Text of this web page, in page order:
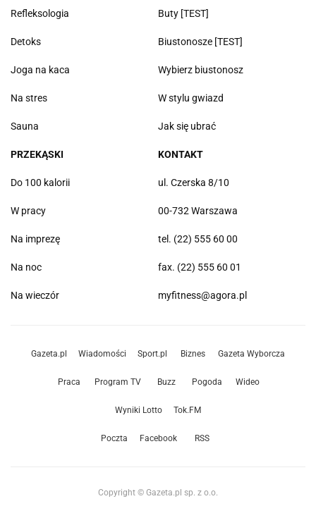
Refleksologia
Detoks
Joga na kaca
Na stres
Sauna
Buty [TEST]
Biustonosze [TEST]
Wybierz biustonosz
W stylu gwiazd
Jak się ubrać
PRZEKĄSKI
Do 100 kalorii
W pracy
Na imprezę
Na noc
Na wieczór
KONTAKT
ul. Czerska 8/10
00-732 Warszawa
tel. (22) 555 60 00
fax. (22) 555 60 01
myfitness@agora.pl
Gazeta.pl Wiadomości Sport.pl Biznes Gazeta Wyborcza
Praca Program TV Buzz Pogoda Wideo
Wyniki Lotto Tok.FM
Poczta Facebook RSS
Copyright © Gazeta.pl sp. z o.o.